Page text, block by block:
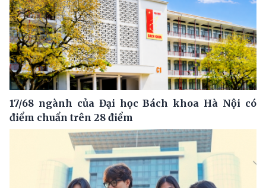
17/68 ngành của Đại học Bách khoa Hà Nội có
điểm chuẩn trên 28 điểm